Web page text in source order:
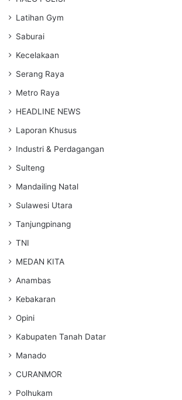
Latihan Gym
Saburai
Kecelakaan
Serang Raya
Metro Raya
HEADLINE NEWS
Laporan Khusus
Industri & Perdagangan
Sulteng
Mandailing Natal
Sulawesi Utara
Tanjungpinang
TNI
MEDAN KITA
Anambas
Kebakaran
Opini
Kabupaten Tanah Datar
Manado
CURANMOR
Polhukam